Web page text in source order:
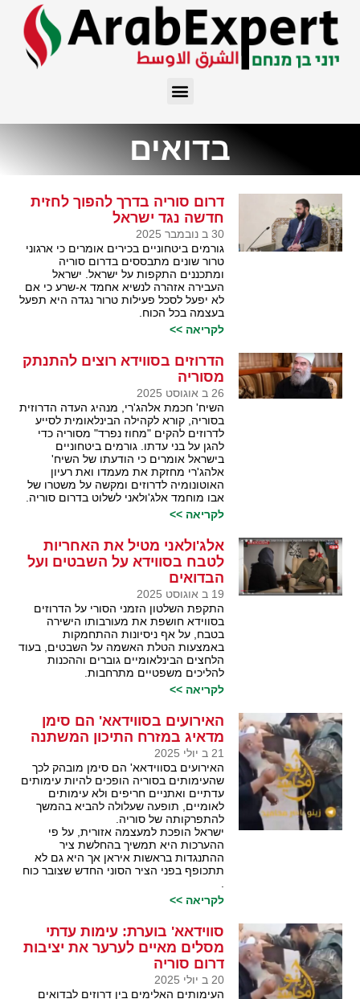
בדואים
דרום סוריה בדרך להפוך לחזית
חדשה נגד ישראל
30 ב נובמבר 2025
גורמים ביטחוניים בכירים אומרים כי ארגוני
טרור שונים מתבססים בדרום סוריה
ומתכננים התקפות על ישראל. ישראל
העבירה אזהרה לנשיא אחמד א-שרע כי אם
לא יפעל לסכל פעילות טרור נגדה היא תפעל
בעצמה בכל הכוח.
לקריאה >>
הדרוזים בסווידא רוצים להתנתק
מסוריה
26 ב אוגוסט 2025
השיח' חכמת אלהג'רי, מנהיג העדה הדרוזית
בסוריה, קורא לקהילה הבינלאומית לסייע
לדרוזים להקים "מחוז נפרד" מסוריה כדי
להגן על בני עדתו. גורמים ביטחוניים
בישראל אומרים כי הודעתו של השיח'
אלהג'רי מחזקת את מעמדו ואת רעיון
האוטונומיה לדרוזים ומקשה על משטרו של
אבו מוחמד אלג'ולאני לשלוט בדרום סוריה.
לקריאה >>
אלג'ולאני מטיל את האחריות
לטבח בסווידא על השבטים ועל
הבדואים
19 ב אוגוסט 2025
התקפת השלטון הזמני הסורי על הדרוזים
בסווידא חושפת את מעורבותו הישירה
בטבח, על אף ניסיונות ההתחמקות
באמצעות הטלת האשמה על השבטים, בעוד
הלחצים הבינלאומיים גוברים וההכנות
להליכים משפטיים מתרחבות.
לקריאה >>
האירועים בסווידאא' הם סימן
מדאיג במזרח התיכון המשתנה
21 ב יולי 2025
האירועים בסווידאא' הם סימן מובהק לכך
שהעימותים בסוריה הופכים להיות עימותים
עדתיים ואתניים חריפים ולא עימותים
לאומיים, תופעה שעלולה להביא בהמשך
להתפרקותה של סוריה.
ישראל הופכת למעצמה אזורית, על פי
ההערכות היא תמשיך בהחלשת ציר
ההתנגדות בראשות איראן אך היא גם לא
תתכופף בפני הציר הסוני החדש שצובר כוח
לקריאה >>
סווידאא' בוערת: עימות עדתי
מסלים מאיים לערער את יציבות
דרום סוריה
20 ב יולי 2025
העימותים האלימים בין דרוזים לבדואים